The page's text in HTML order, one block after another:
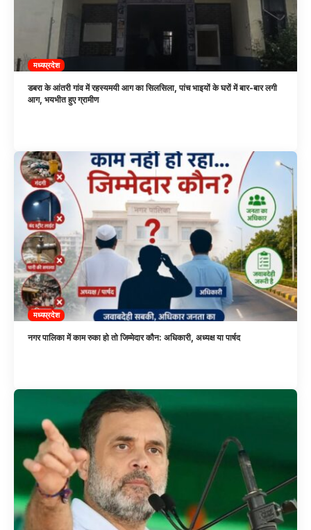
मध्यप्रदेश
डबरा के आंतरी गांव में रहस्यमयी आग का सिलसिला, पांच भाइयों के घरों में बार-बार लगी
आग, भयभीत हुए ग्रामीण
मध्यप्रदेश
नगर पालिका में काम रुका हो तो जिम्मेदार कौन: अधिकारी, अध्यक्ष या पार्षद